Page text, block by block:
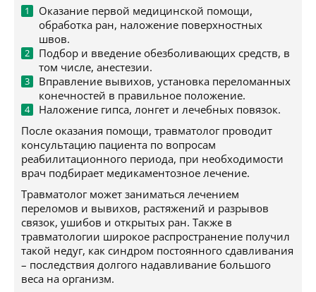
Оказание первой медицинской помощи,
обработка ран, наложение поверхностных
швов.
Подбор и введение обезболивающих средств, в
том числе, анестезии.
Вправление вывихов, установка переломанных
конечностей в правильное положение.
Наложение гипса, лонгет и лечебных повязок.
После оказания помощи, травматолог проводит
консультацию пациента по вопросам
реабилитационного периода, при необходимости
врач подбирает медикаментозное лечение.
Травматолог может заниматься лечением
переломов и вывихов, растяжений и разрывов
связок, ушибов и открытых ран. Также в
травматологии широкое распространение получил
такой недуг, как синдром постоянного сдавливания
– последствия долгого надавливание большого
веса на организм.